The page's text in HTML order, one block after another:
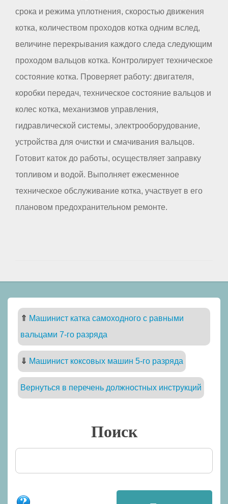
срока и режима уплотнения, скоростью движения
котка, количеством проходов котка одним вслед,
величине перекрывания каждого следа следующим
проходом вальцов котка. Контролирует техническое
состояние котка. Проверяет работу: двигателя,
коробки передач, техническое состояние вальцов и
колес котка, механизмов управления,
гидравлической системы, электрооборудование,
устройства для очистки и смачивания вальцов.
Готовит каток до работы, осуществляет заправку
топливом и водой. Выполняет ежесменное
техническое обслуживание котка, участвует в его
плановом предохранительном ремонте.
⇑ Машинист катка самоходного с равными
вальцами 7-го разряда
⇓ Машинист коксовых машин 5-го разряда
Вернуться в перечень должностных инструкций
Поиск